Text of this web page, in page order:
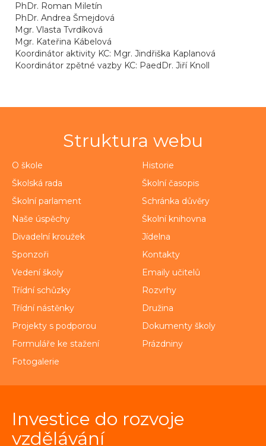
PhDr. Roman Miletín
PhDr. Andrea Šmejdová
Mgr. Vlasta Tvrdíková
Mgr. Kateřina Kábelová
Koordinátor aktivity KC: Mgr. Jindřiška Kaplanová
Koordinátor zpětné vazby KC: PaedDr. Jiří Knoll
Struktura webu
O škole
Historie
Školská rada
Školní časopis
Školní parlament
Schránka důvěry
Naše úspěchy
Školní knihovna
Divadelní kroužek
Jídelna
Sponzoři
Kontakty
Vedení školy
Emaily učitelů
Třídní schůzky
Rozvrhy
Třídní nástěnky
Družina
Projekty s podporou
Dokumenty školy
Formuláře ke stažení
Prázdniny
Fotogalerie
Investice do rozvoje
vzdělávání